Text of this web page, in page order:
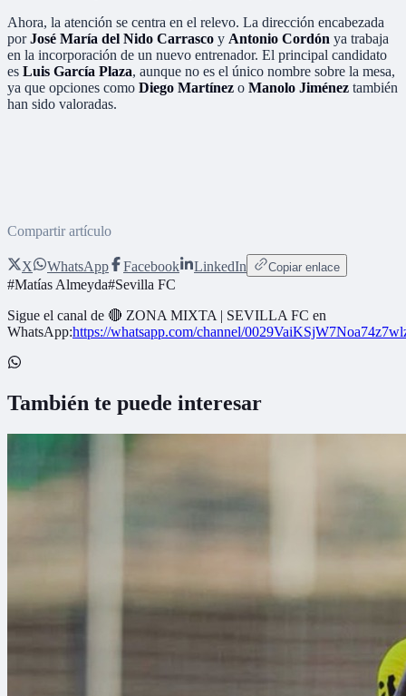
Ahora, la atención se centra en el relevo. La dirección encabezada
porJosé María del Nido Carrasco y Antonio Cordón ya trabaja
en la incorporación de un nuevo entrenador. El principal candidato
es Luis García Plaza, aunque no es el único nombre sobre la mesa,
ya que opciones como Diego Martínez o Manolo Jiménez también
han sido valoradas.
Compartir artículo
X WhatsApp Facebook LinkedIn Copiar enlace
#Matías Almeyda#Sevilla FC
Sigue el canal de 🔴 ZONA MIXTA | SEVILLA FC en
WhatsApp:https://whatsapp.com/channel/
También te puede interesar